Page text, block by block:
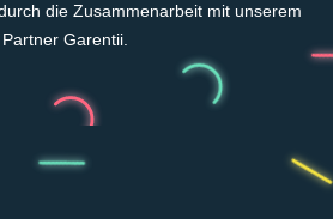
die Zusammenarbeit mit unserem
Partner Garentii.